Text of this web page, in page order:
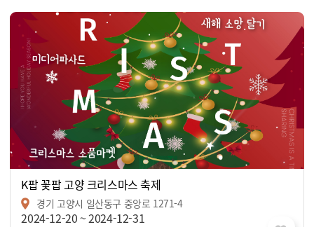
K팝 꽃팝 고양 크리스마스 축제
경기 고양시 일산동구 중앙로 1271-4
2024-12-20 ~ 2024-12-31